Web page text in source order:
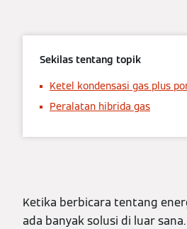
Sekilas tentang topik
Ketel kondensasi gas plus
Peralatan hibrida gas
Ketika berbicara tentang
ada banyak solusi di luar